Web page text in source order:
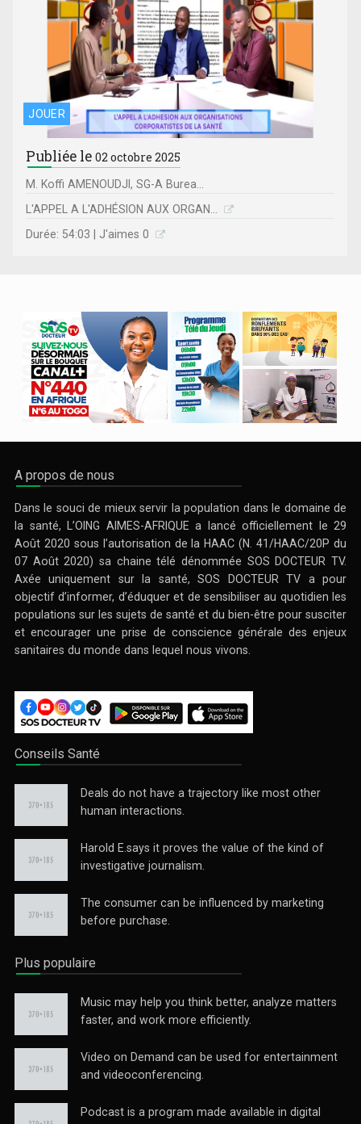
JOUER
Publiée le02 octobre 2025
M. Koffi AMENOUDJI, SG-A Burea...
L'APPEL A L'ADHÉSION AUX ORGAN...
Durée: 54:03 | J'aimes 0
A propos de nous
Dans le souci de mieux servir la population dans le domaine de
la santé, L’OING AIMES-AFRIQUE a lancé officiellement le 29
Août 2020 sous l’autorisation de la HAAC (N. 41/HAAC/20P du
07 Août 2020) sa chaine télé dénommée SOS DOCTEUR TV.
Axée uniquement sur la santé, SOS DOCTEUR TV a pour
objectif d’informer, d’éduquer et de sensibiliser au quotidien les
populations sur les sujets de santé et du bien-être pour susciter
et encourager une prise de conscience générale des enjeux
sanitaires du monde dans lequel nous vivons.
Conseils Santé
Deals do not have a trajectory like most other
human interactions.
Harold E.says it proves the value of the kind of
investigative journalism.
The consumer can be influenced by marketing
before purchase.
Plus populaire
Music may help you think better, analyze matters
faster, and work more efficiently.
Video on Demand can be used for entertainment
and videoconferencing.
Podcast is a program made available in digital